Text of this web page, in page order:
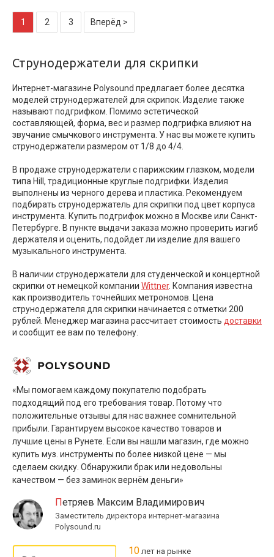
1 2 3 Вперёд >
Струнодержатели для скрипки
Интернет-магазине Polysound предлагает более десятка
моделей струнодержателей для скрипок. Изделие также
называют подгрифком. Помимо эстетической
составляющей, форма, вес и размер подгрифка влияют на
звучание смычкового инструмента. У нас вы можете купить
струнодержатели размером от 1/8 до 4/4.
В продаже струнодержатели с парижским глазком, модели
типа Hill, традиционные круглые подгрифки. Изделия
выполнены из черного дерева и пластика. Рекомендуем
подбирать струнодержатель для скрипки под цвет корпуса
инструмента. Купить подгрифок можно в Москве или Санкт-
Петербурге. В пункте выдачи заказа можно проверить изгиб
держателя и оценить, подойдет ли изделие для вашего
музыкального инструмента.
В наличии струнодержатели для студенческой и концертной
скрипки от немецкой компании Wittner. Компания известна
как производитель точнейших метрономов. Цена
струнодержателя для скрипки начинается с отметки 200
рублей. Менеджер магазина рассчитает стоимость доставки
и сообщит ее вам по телефону.
«Мы помогаем каждому покупателю подобрать
подходящий под его требования товар. Потому что
положительные отзывы для нас важнее сомнительной
прибыли. Гарантируем высокое качество товаров и
лучшие цены в Рунете. Если вы нашли магазин, где можно
купить муз. инструменты по более низкой цене — мы
сделаем скидку. Обнаружили брак или недовольны
качеством — без заминок вернём деньги»
Петряев Максим Владимирович
Заместитель директора интернет-магазина
Polysound.ru
10 лет на рынке